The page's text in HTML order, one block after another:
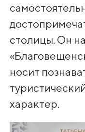
столицы. Он
носит
характер.